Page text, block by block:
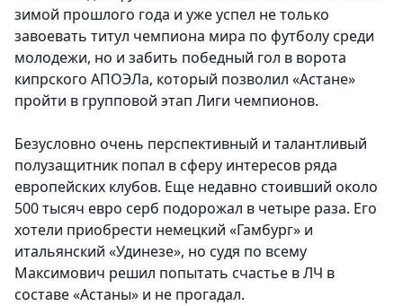
зимой прошлого года и уже успел не только
завоевать титул чемпиона мира по футболу среди
молодежи, но и забить победный гол в ворота
кипрского АПОЭЛа, который позволил «Астане»
пройти в групповой этап Лиги чемпионов.
Безусловно очень перспективный и талантливый
полузащитник попал в сферу интересов ряда
европейских клубов. Еще недавно стоивший около
500 тысяч евро серб подорожал в четыре раза. Его
хотели приобрести немецкий «Гамбург» и
итальянский «Удинезе», но судя по всему
Максимович решил попытать счастье в ЛЧ в
составе «Астаны» и не прогадал.